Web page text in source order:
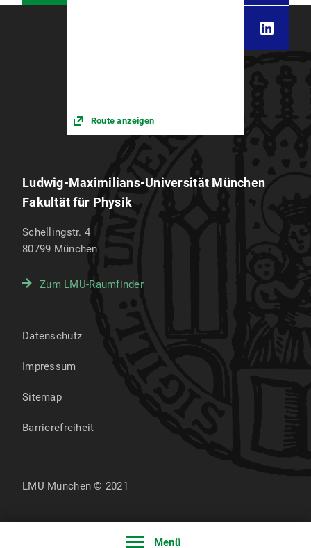
Menü
Route anzeigen
Ludwig-Maximilians-Universität München
Fakultät für Physik
Schellingstr. 4
80799 München
Zum LMU-Raumfinder
Datenschutz
Impressum
Sitemap
Barrierefreiheit
LMU München © 2021